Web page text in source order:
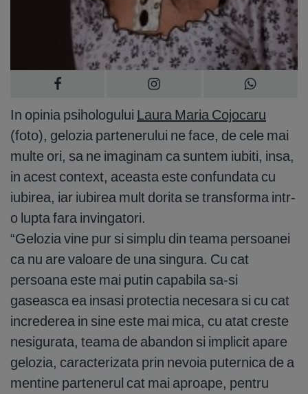
In opinia psihologului Laura Maria Cojocaru
(foto), gelozia partenerului ne face, de cele mai
multe ori, sa ne imaginam ca suntem iubiti, insa,
in acest context, aceasta este confundata cu
iubirea, iar iubirea mult dorita se transforma intr-
o lupta fara invingatori.
“Gelozia vine pur si simplu din teama persoanei
ca nu are valoare de una singura. Cu cat
persoana este mai putin capabila sa-si
gaseasca ea insasi protectia necesara si cu cat
increderea in sine este mai mica, cu atat creste
nesigurata, teama de abandon si implicit apare
gelozia, caracterizata prin nevoia puternica de a
mentine partenerul cat mai aproape, pentru